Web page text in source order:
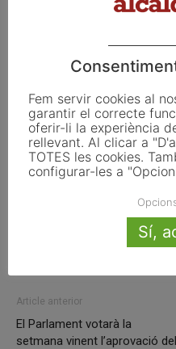
ETIQUETES Assemblea
intervenció
octubre Xarxa
Article anterior
El Parlament votarà la
setmana vinent l’aprovació del
Fem servir cookies al
garantir el correcte
oferir-li la experiència
rellevant. Al clicar a
TOTES les cookies.
configurar-les a
Sí,